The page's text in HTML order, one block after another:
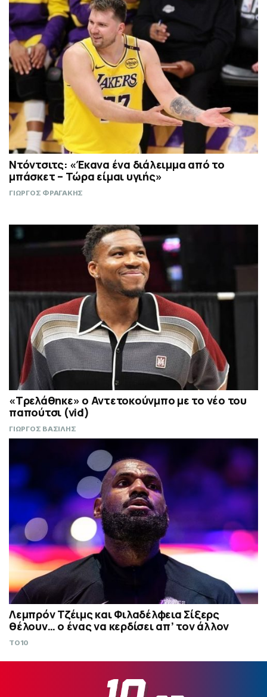
Ντόντσιτς: «Έκανα ένα διάλειμμα από το
μπάσκετ – Τώρα είμαι υγιής»
ΓΙΩΡΓΟΣ ΦΡΑΓΑΚΗΣ
«Τρελάθηκε» ο Αντετοκούνμπο με το νέο του
παπούτσι (vid)
ΓΙΩΡΓΟΣ ΒΑΣΙΛΗΣ
Λεμπρόν Τζέιμς και Φιλαδέλφεια Σίξερς
θέλουν… ο ένας να κερδίσει απ’ τον άλλον
TO10